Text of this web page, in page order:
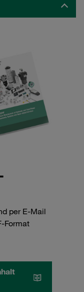
per E-Mail
Format